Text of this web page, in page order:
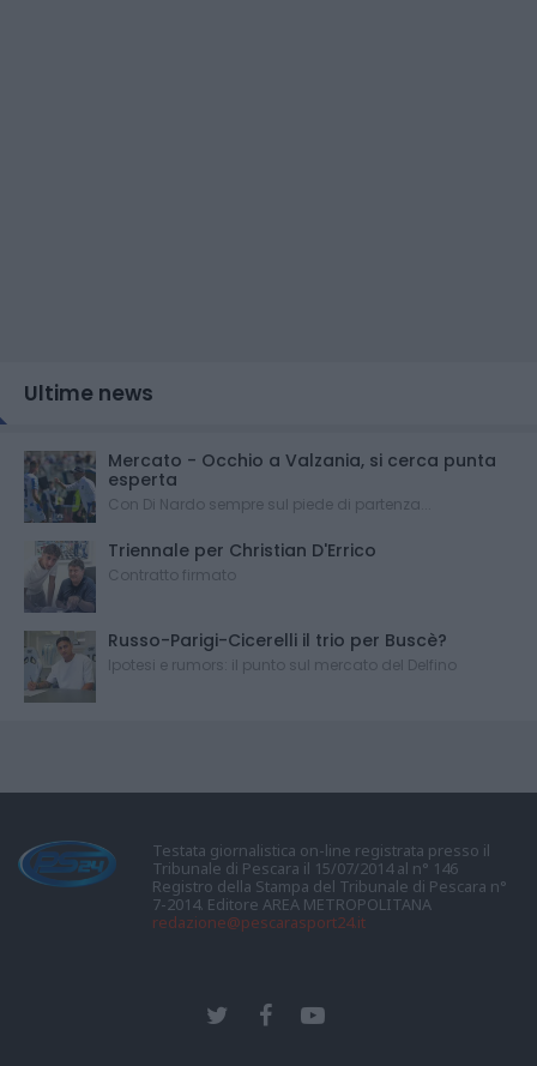
Ultime news
Mercato - Occhio a Valzania, si cerca punta
esperta
Con Di Nardo sempre sul piede di partenza...
Triennale per Christian D'Errico
Contratto firmato
Russo-Parigi-Cicerelli il trio per Buscè?
Ipotesi e rumors: il punto sul mercato del Delfino
Testata giornalistica on-line registrata presso il
Tribunale di Pescara il 15/07/2014 al n° 146
Registro della Stampa del Tribunale di Pescara n°
7-2014. Editore AREA METROPOLITANA
redazione@pescarasport24.it